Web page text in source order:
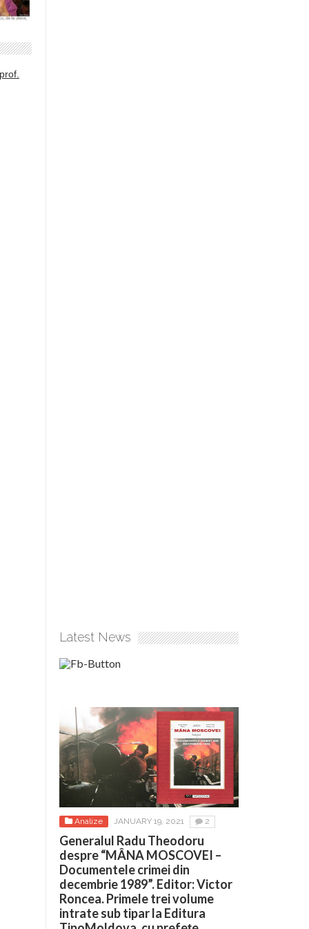
Latest News
Analize JANUARY 19, 2021 2
Generalul Radu Theodoru
despre “MÂNA MOSCOVEI –
Documentele crimei din
decembrie 1989”. Editor: Victor
Roncea. Primele trei volume
intrate sub tipar la Editura